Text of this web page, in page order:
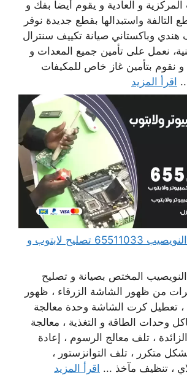
و العادية و يقوم أيضا بفك و
التالفة واستبدالها بقطع جديدة نوفر
وباكستاني صيانة تكييف سنترال
نعمل على تأمين جميع المعدات و
، و نقوم بتأمين غاز خاص للمكيفات
اقرأ المزيد
مهندس كمبيوتر النويصيب 65511033 تصليح لابتوب و
المختص بصيانة و تصليح
من ظهور الشاشة الزرقاء ، ظهور
، تعطيل كرت الشاشة وحدة معالجة
وحدات الطاقة و التغذية ، معالجة
، تلف معالج الرسوم ، إعادة
متكرر ، تلف التوانزستور ،
، تنظيف مآخذ ... اقرأ المزيد